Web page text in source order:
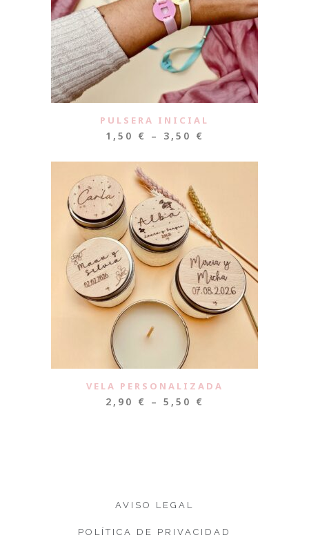
PULSERA INICIAL
1,50 € – 3,50 €
VELA PERSONALIZADA
2,90 € – 5,50 €
AVISO LEGAL
POLÍTICA DE PRIVACIDAD